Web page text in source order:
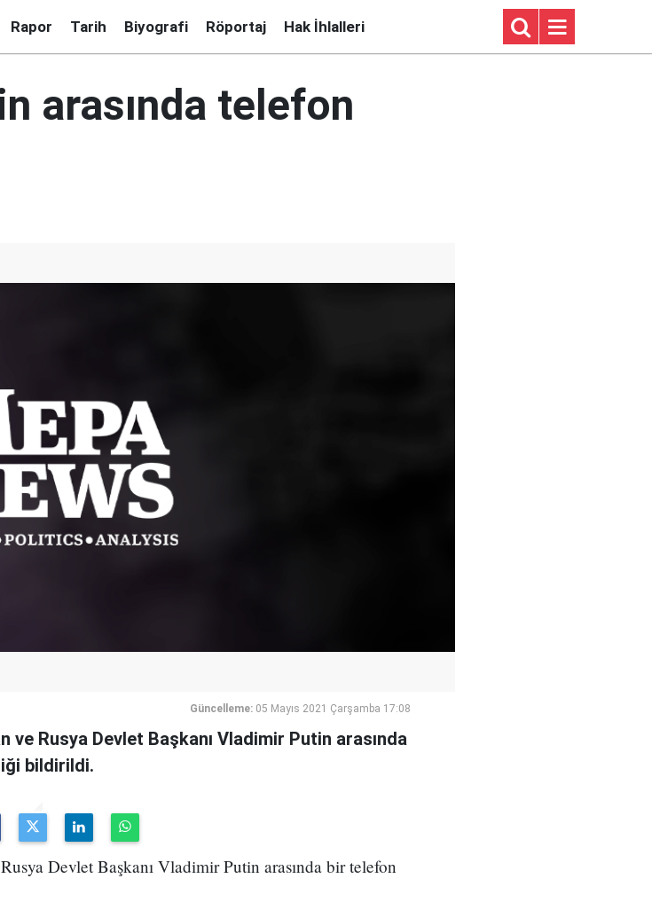
Rapor Tarih Biyografi Röportaj Hak İhlalleri
arasında telefon
Güncelleme: 05 Mayıs 2021 Çarşamba 17:08
ve Rusya Devlet Başkanı Vladimir Putin arasında
bildirildi.
Devlet Başkanı Vladimir Putin arasında bir telefon